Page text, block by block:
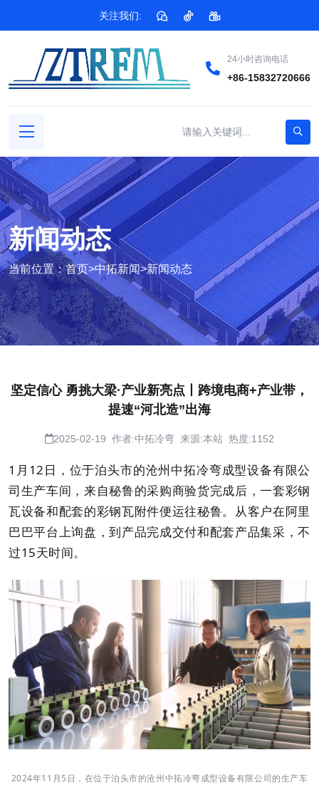
关注我们:
24小时咨询电话
+86-15832720666
新闻动态
当前位置：首页>中拓新闻>新闻动态
坚定信心 勇挑大梁·产业新亮点丨跨境电商+产业带，
提速“河北造”出海
2025-02-19 作者:中拓冷弯 来源:本站 热度:1152
1月12日，位于泊头市的沧州中拓冷弯成型设备有限公
司生产车间，来自秘鲁的采购商验货完成后，一套彩钢
瓦设备和配套的彩钢瓦附件便运往秘鲁。从客户在阿里
巴巴平台上询盘，到产品完成交付和配套产品集采，不
过15天时间。
2024年11月5日，在位于泊头市的沧州中拓冷弯成型设备有限公司的生产车